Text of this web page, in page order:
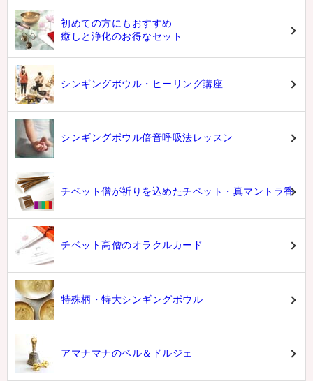
初めての方にもおすすめ
癒しと浄化のお得なセット
シンギングボウル・ヒーリング講座
シンギングボウル倍音呼吸法レッスン
チベット僧が祈りを込めたチベット・真マントラ香
チベット高僧のオラクルカード
特殊柄・特大シンギングボウル
アマナマナのベル＆ドルジェ